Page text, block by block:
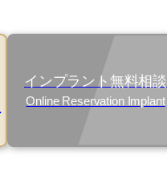
インプラント無料相談
Online Reservation Implant